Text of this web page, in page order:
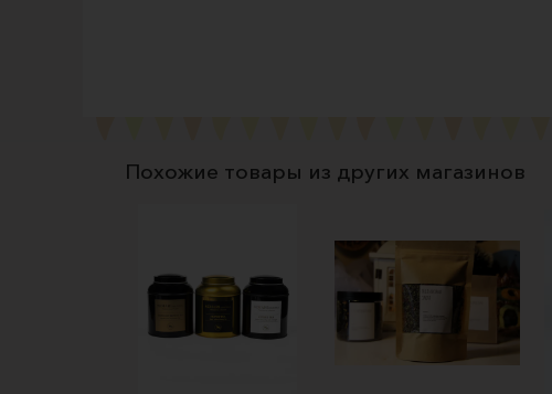
Похожие товары из других магазинов